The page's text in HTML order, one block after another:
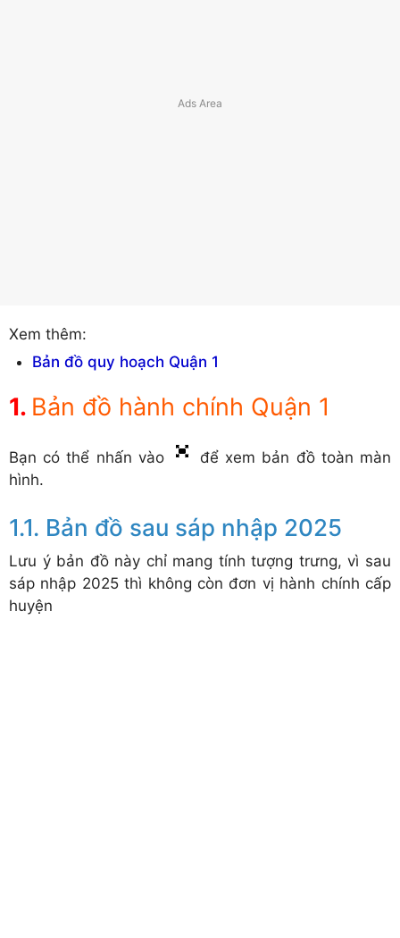
Xem thêm:
Bản đồ quy hoạch Quận 1
Bản đồ hành chính Quận 1
Bạn có thể nhấn vào
để xem bản đồ toàn màn
hình.
Bản đồ sau sáp nhập 2025
Lưu ý bản đồ này chỉ mang tính tượng trưng, vì sau
sáp nhập 2025 thì không còn đơn vị hành chính cấp
huyện